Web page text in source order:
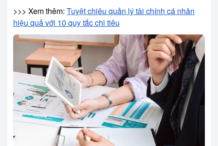
>>> Xem thêm: Tuyệt chiêu quản lý tài chính cá nhân
hiệu quả với 10 quy tắc chi tiêu